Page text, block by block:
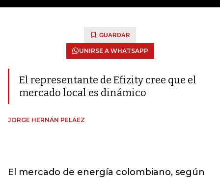
GUARDAR
UNIRSE A WHATSAPP
El representante de Efizity cree que el
mercado local es dinámico
JORGE HERNÁN PELÁEZ
El mercado de energía colombiano, según